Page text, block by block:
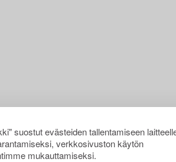
suostut evästeiden tallentamiseen
verkkosivuston käytön
mukauttamiseksi.